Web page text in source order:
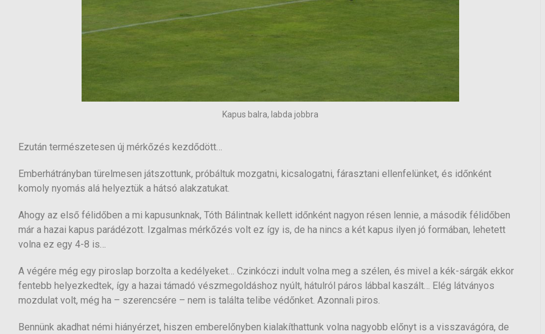
Kapus balra, labda jobbra
Ezután természetesen új mérkőzés kezdődött…
Emberhátrányban türelmesen játszottunk, próbáltuk mozgatni, kicsalogatni, fárasztani ellenfelünket, és időnként
komoly nyomás alá helyeztük a hátsó alakzatukat.
Ahogy az első félidőben a mi kapusunknak, Tóth Bálintnak kellett időnként nagyon résen lennie, a második félidőben
már a hazai kapus parádézott. Izgalmas mérkőzés volt ez így is, de ha nincs a két kapus ilyen jó formában, lehetett
volna ez egy 4-8 is…
A végére még egy piroslap borzolta a kedélyeket… Czinkóczi indult volna meg a szélen, és mivel a kék-sárgák ekkor
fentebb helyezkedtek, így a hazai támadó vészmegoldáshoz nyúlt, hátulról páros lábbal kaszált… Elég látványos
mozdulat volt, még ha – szerencsére – nem is találta telibe védőnket. Azonnali piros.
Bennünk akadhat némi hiányérzet, hiszen emberelőnyben kialakíthattunk volna nagyobb előnyt is a visszavágóra, de